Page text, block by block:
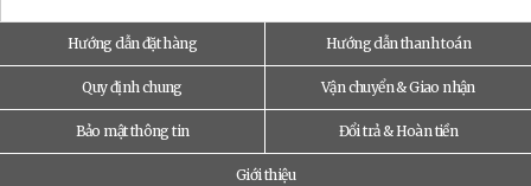
Hướng dẫn đặt hàng Hướng dẫn thanh toán
Quy định chung Vận chuyển & Giao nhận
Bảo mật thông tin Đổi trả & Hoàn tiền
Giới thiệu